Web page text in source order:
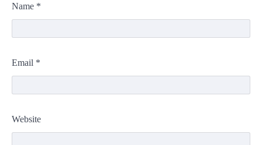
Name *
Email *
Website